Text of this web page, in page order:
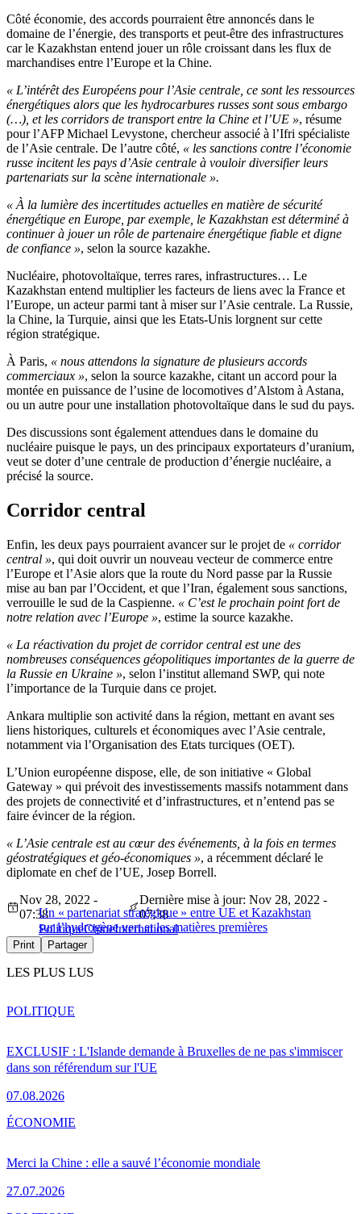
Côté économie, des accords pourraient être annoncés dans le
domaine de l’énergie, des transports et peut-être des infrastructures
car le Kazakhstan entend jouer un rôle croissant dans les flux de
marchandises entre l’Europe et la Chine.
« L’intérêt des Européens pour l’Asie centrale, ce sont les ressources
énergétiques alors que les hydrocarbures russes sont sous embargo
(…), et les corridors de transport entre la Chine et l’UE », résume
pour l’AFP Michael Levystone, chercheur associé à l’Ifri spécialiste
de l’Asie centrale. De l’autre côté, « les sanctions contre l’économie
russe incitent les pays d’Asie centrale à vouloir diversifier leurs
partenariats sur la scène internationale ».
« À la lumière des incertitudes actuelles en matière de sécurité
énergétique en Europe, par exemple, le Kazakhstan est déterminé à
continuer à jouer un rôle de partenaire énergétique fiable et digne
de confiance », selon la source kazakhe.
Nucléaire, photovoltaïque, terres rares, infrastructures… Le
Kazakhstan entend multiplier les facteurs de liens avec la France et
l’Europe, un acteur parmi tant à miser sur l’Asie centrale. La Russie,
la Chine, la Turquie, ainsi que les Etats-Unis lorgnent sur cette
région stratégique.
À Paris, « nous attendons la signature de plusieurs accords
commerciaux », selon la source kazakhe, citant un accord pour la
montée en puissance de l’usine de locomotives d’Alstom à Astana,
ou un autre pour une installation photovoltaïque dans le sud du pays.
Des discussions sont également attendues dans le domaine du
nucléaire puisque le pays, un des principaux exportateurs d’uranium,
veut se doter d’une centrale de production d’énergie nucléaire, a
précisé la source.
Corridor central
Enfin, les deux pays pourraient avancer sur le projet de « corridor
central », qui doit ouvrir un nouveau vecteur de commerce entre
l’Europe et l’Asie alors que la route du Nord passe par la Russie
mise au ban par l’Occident, et que l’Iran, également sous sanctions,
verrouille le sud de la Caspienne. « C’est le prochain point fort de
notre relation avec l’Europe », estime la source kazakhe.
« La réactivation du projet de corridor central est une des
nombreuses conséquences géopolitiques importantes de la guerre de
la Russie en Ukraine », selon l’institut allemand SWP, qui note
l’importance de la Turquie dans ce projet.
Ankara multiplie son activité dans la région, mettant en avant ses
liens historiques, culturels et économiques avec l’Asie centrale,
notamment via l’Organisation des Etats turciques (OET).
L’Union européenne dispose, elle, de son initiative « Global
Gateway » qui prévoit des investissements massifs notamment dans
des projets de connectivité et d’infrastructures, et n’entend pas se
faire évincer de la région.
« L’Asie centrale est au cœur des événements, à la fois en termes
géostratégiques et géo-économiques », a récemment déclaré le
diplomate en chef de l’UE, Josep Borrell.
Un « partenariat stratégique » entre UE et Kazakhstan
sur l’hydrogène vert et les matières premières
Nov 28, 2022 -
07:38
Dernière mise à jour: Nov 28, 2022 -
07:38
PolitiqueChineInternational
Print Partager
LES PLUS LUS
EXCLUSIF : L'Islande demande à Bruxelles de ne pas s'immiscer
dans son référendum sur l'UE
07.08.2026
POLITIQUE
Merci la Chine : elle a sauvé l’économie mondiale
27.07.2026
ÉCONOMIE